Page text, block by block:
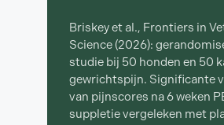
Briskey et al., Frontiers in
Science (2026):
studie bij 50 honden en 50
gewrichtspijn. Significante
van pijnscores na 6 weken
suppletie vergeleken met